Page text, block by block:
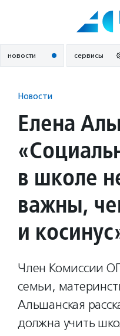
новости сервисы
Новости
Елена
в школе
важны,
и
Член Комиссии
семьи,
Альшанская
должна учить